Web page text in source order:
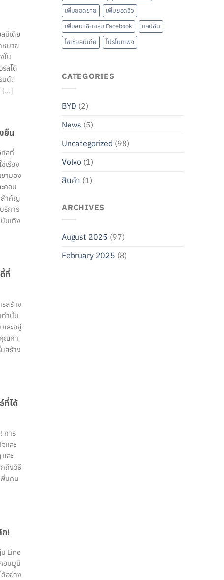
มีเดีย
หมาย
ใน
ลได้
นด์?
[...]
ยืน
ลที่
เรื่อง
ามอง
คอน
สำคัญ
ริการ
นเทิง
ที่
สร้าง
ท่านั้น
ละอยู่
คุณค่า
สร้าง
ที่ได้
การ
และ
ละ
ถึงวิธี
พิ่มคน
ก!
Line
อมมูนิ
อย่าง
เพิ่มยอดขาย
เพิ่มยอดวิว
เพิ่มสมาชิกกลุ่ม Facebook
แคปชั่น
โซเชียลมีเดีย
โปรโมทเพจ
CATEGORIES
BYD (2)
News (5)
Uncategorized (98)
Volvo (1)
สินค้า (1)
ARCHIVES
August 2025 (97)
February 2025 (8)